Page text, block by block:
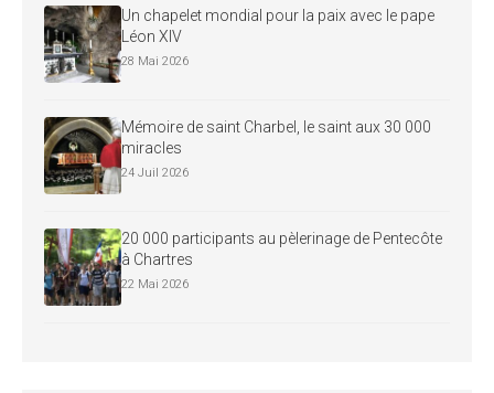
Un chapelet mondial pour la paix avec le pape
Léon XIV
28 Mai 2026
Mémoire de saint Charbel, le saint aux 30 000
miracles
24 Juil 2026
20 000 participants au pèlerinage de Pentecôte
à Chartres
22 Mai 2026